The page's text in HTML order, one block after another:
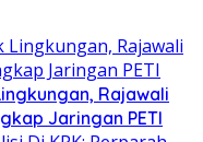
Rajawali
Jaringan PETI